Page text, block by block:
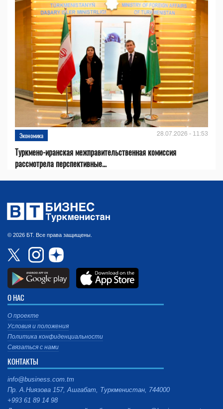
Экономика 28.07.2026 - 11:53
Туркмено-иранская межправительственная комиссия
рассмотрела перспективные...
© 2026 БТ. Все права защищены.
О НАС
О проекте
Условия и положения
Политика конфиденциальности
Связаться с нами
КОНТАКТЫ
info@business.com.tm
Пр. А.Ниязова 157, Ашгабат, Туркменистан, 744000
+993 61 89 14 98